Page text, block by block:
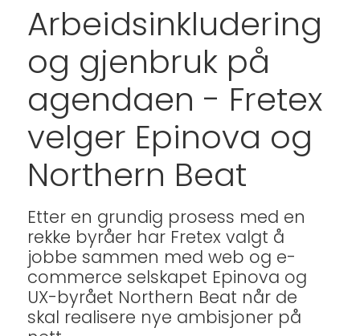
Arbeidsinkludering
og gjenbruk på
agendaen - Fretex
velger Epinova og
Northern Beat
Etter en grundig prosess med en
rekke byråer har Fretex valgt å
jobbe sammen med web og e-
commerce selskapet Epinova og
UX-byrået Northern Beat når de
skal realisere nye ambisjoner på